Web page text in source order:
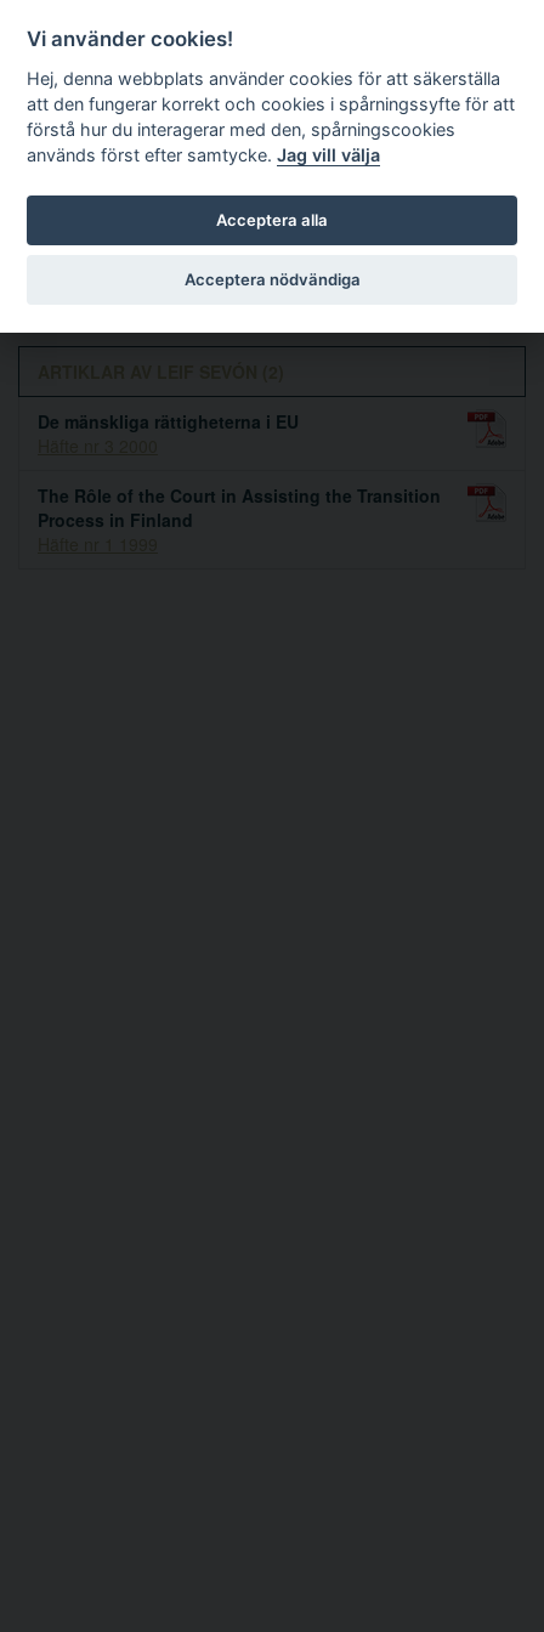
Sök
Leif Sevón
De mänskliga rättigheterna i EU
The Rôle of the Court in Assisting the Transition
Process in Finland
Vi använder cookies!
Hej, denna webbplats använder cookies för att säkerställa
att den fungerar korrekt och cookies i spårningssyfte för att
förstå hur du interagerar med den, spårningscookies
används först efter samtycke.Jag vill välja
Acceptera alla
Acceptera nödvändiga